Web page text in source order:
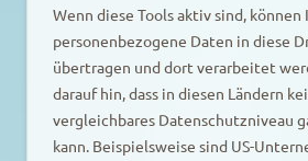
Wenn diese Tools aktiv sind, können
personenbezogene Daten in diese
übertragen und dort verarbeitet
darauf hin, dass in diesen Ländern
vergleichbares Datenschutzniveau
kann. Beispielsweise sind US-